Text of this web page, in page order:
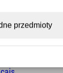
przedmioty